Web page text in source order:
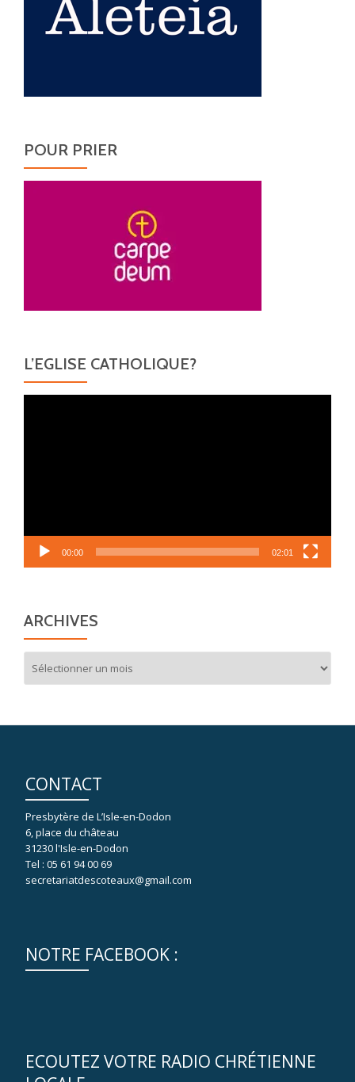
POUR PRIER
L’EGLISE CATHOLIQUE?
00:00 02:01
ARCHIVES
CONTACT
Presbytère de L’Isle-en-Dodon
6, place du château
31230 l'Isle-en-Dodon
Tel : 05 61 94 00 69
secretariatdescoteaux@gmail.com
NOTRE FACEBOOK :
ECOUTEZ VOTRE RADIO CHRÉTIENNE